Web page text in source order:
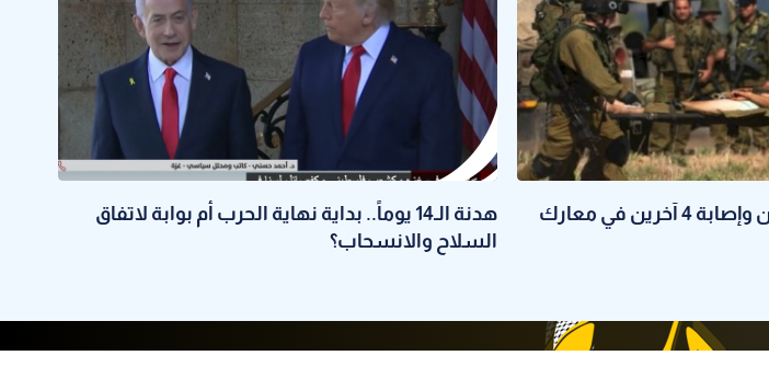
مقتل جنديين إسرائيليين وإصابة 4 آخرين في معارك
هدنة الـ14 يوماً.. بداية نهاية الحرب أم بوابة لاتفاق
السلاح والانسحاب؟